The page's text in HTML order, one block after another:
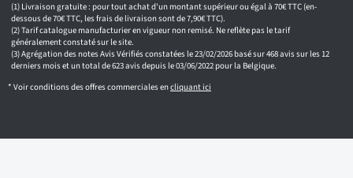
Livraison gratuite : pour tout achat d'un montant supérieur ou égal à 70€ TTC (en-
dessous de 70€ TTC, les frais de livraison sont de 7,90€ TTC).
Tarif catalogue manufacturier en vigueur non remisé. Ne reflète pas le tarif
généralement constaté sur le site.
Agrégation des notes Avis Vérifiés constatées le 23/02/2026 basé sur 468 avis sur les 12
derniers mois et un total de 623 avis depuis le 03/06/2022 pour la Belgique.
* Voir conditions des offres commerciales encliquant ici